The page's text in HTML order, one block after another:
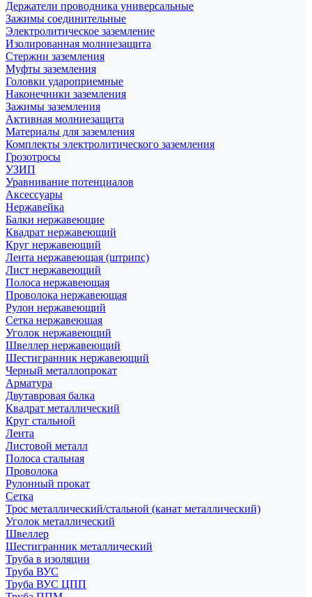
Держатели проводника универсальные
Зажимы соединительные
Электролитическое заземление
Изолированная молниезащита
Стержни заземления
Муфты заземления
Головки удароприемные
Наконечники заземления
Зажимы заземления
Активная молниезащита
Материалы для заземления
Комплекты электролитического заземления
Грозотросы
УЗИП
Уравнивание потенциалов
Аксессуары
Нержавейка
Балки нержавеющие
Квадрат нержавеющий
Круг нержавеющий
Лента нержавеющая (штрипс)
Лист нержавеющий
Полоса нержавеющая
Проволока нержавеющая
Рулон нержавеющий
Сетка нержавеющая
Уголок нержавеющий
Швеллер нержавеющий
Шестигранник нержавеющий
Черный металлопрокат
Арматура
Двутавровая балка
Квадрат металлический
Круг стальной
Лента
Листовой металл
Полоса стальная
Проволока
Рулонный прокат
Сетка
Трос металлический/стальной (канат металлический)
Уголок металлический
Швеллер
Шестигранник металлический
Труба в изоляции
Труба ВУС
Труба ВУС ЦПП